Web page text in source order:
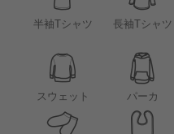
半袖Tシャツ 長袖Tシャツ
スウェット パーカ